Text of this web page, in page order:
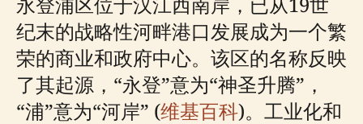
纪末的战略性河畔港口发展成为一个繁
荣的商业和政府中心。该区的名称反映
了其起源，“永登”意为“神圣升腾”，
“浦”意为“河岸” (维基百科)。工业化和